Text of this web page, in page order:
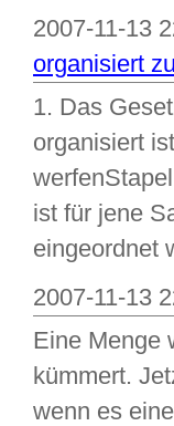
2007-11-13
organisiert
1. Das
organisiert
ist für jene
eingeordnet
2007-11-13
Eine Menge
kümmert.
wenn es